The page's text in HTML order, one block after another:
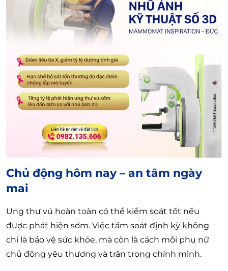
Chủ động hôm nay – an tâm ngày
mai
Ung thư vú hoàn toàn có thể kiểm soát tốt nếu
được phát hiện sớm. Việc tầm soát định kỳ không
chỉ là bảo vệ sức khỏe, mà còn là cách mỗi phụ nữ
chủ động yêu thương và trân trọng chính mình.